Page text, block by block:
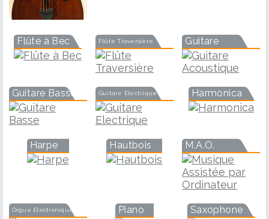
Flûte à Bec Flûte Traversière Guitare
Guitare Basse Guitare Electrique Harmonica
Harpe Hautbois M.A.O.
Orgue Electronique Piano Saxophone